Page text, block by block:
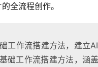
全流程创作。
工作流搭建方法，建立
础工作流搭建方法，涵